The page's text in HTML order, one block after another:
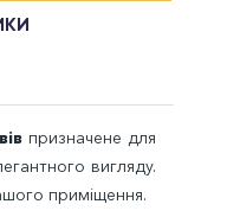
призначене для
вигляду.
приміщення.